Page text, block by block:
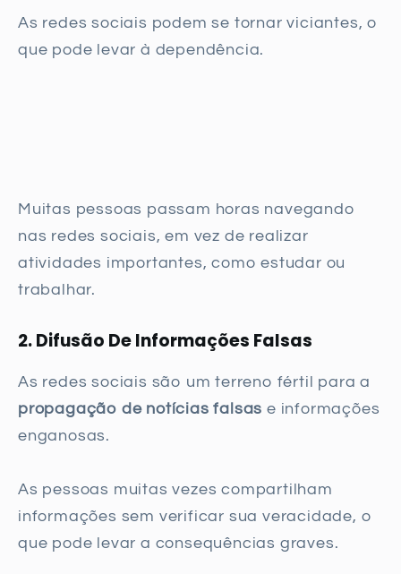
As redes sociais podem se tornar viciantes, o
que pode levar à dependência.
Muitas pessoas passam horas navegando
nas redes sociais, em vez de realizar
atividades importantes, como estudar ou
trabalhar.
2. Difusão De Informações Falsas
As redes sociais são um terreno fértil para a
propagação de notícias falsas e informações
enganosas.
As pessoas muitas vezes compartilham
informações sem verificar sua veracidade, o
que pode levar a consequências graves.